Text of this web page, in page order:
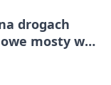
drogach
mosty w